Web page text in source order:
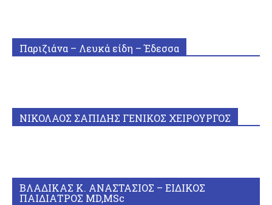
Παριζιάνα – Λευκά είδη – Έδεσσα
ΝΙΚΟΛΑΟΣ ΣΑΠΙΔΗΣ ΓΕΝΙΚΟΣ ΧΕΙΡΟΥΡΓΟΣ
ΒΛΑΔΙΚΑΣ Κ. ΑΝΑΣΤΑΣΙΟΣ – ΕΙΔΙΚΟΣ
ΠΑΙΔΙΑΤΡΟΣ MD,MSc